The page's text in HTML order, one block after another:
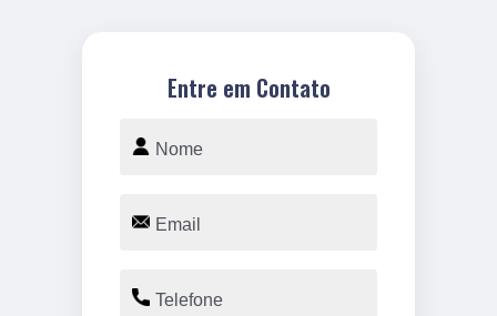
Entre em Contato